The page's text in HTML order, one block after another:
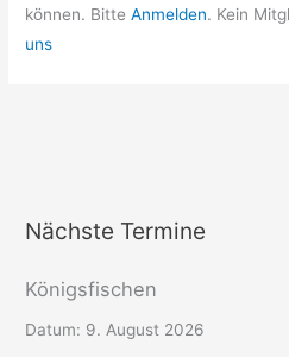
können. BitteAnmelden. Kein
uns
Nächste Termine
Königsfischen
Datum: 9. August 2026